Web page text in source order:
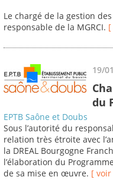
Le chargé de la gestion
responsable de la MGRCI.
19/
du
EPTB Saône et Doubs
Sous l’autorité du
relation très étroite avec
la DREAL Bourgogne
l’élaboration du
de sa mise en œuvre. [